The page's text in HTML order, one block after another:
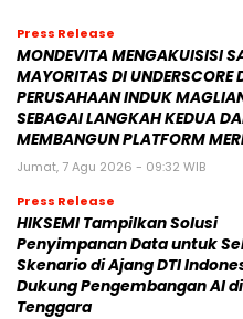
Press Release
MONDEVITA MENGAKUISISI
MAYORITAS DI UNDERSCORE
PERUSAHAAN INDUK
SEBAGAI LANGKAH KEDUA
MEMBANGUN PLATFORM
Jumat, 7 Agu 2026 - 09:32 WIB
Press Release
HIKSEMI Tampilkan Solusi
Penyimpanan Data untuk
Skenario di Ajang DTI
Dukung Pengembangan AI
Tenggara